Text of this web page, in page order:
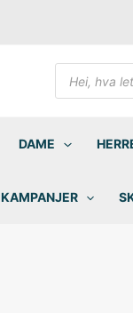
Products
search
DAME
KAMPANJER